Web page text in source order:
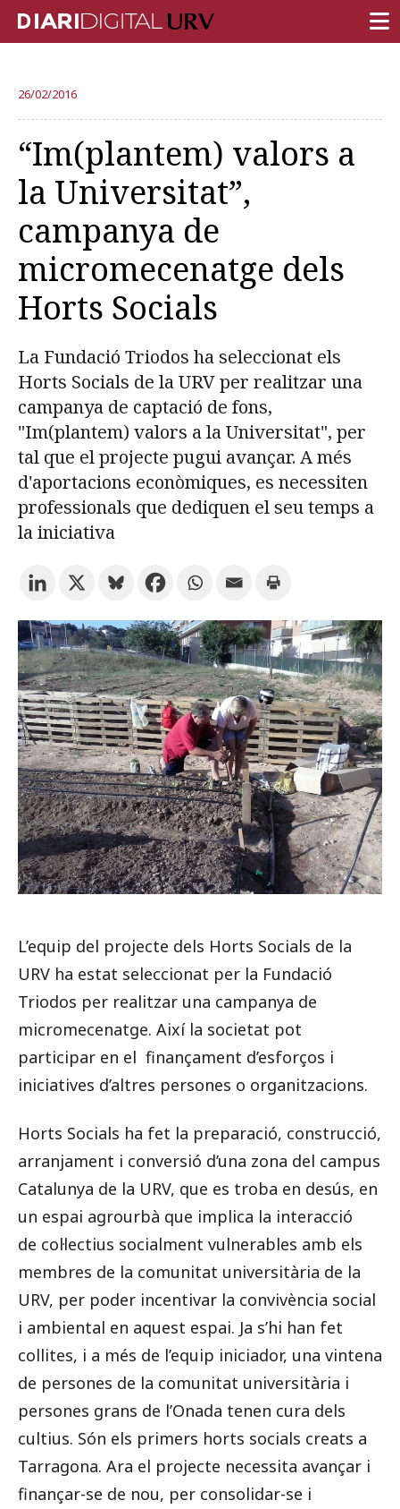
RECERCA
DOCÈNCIA
INSTITUCIÓ
VIDA AL CAMPUS
COMUNITAT URV
REPORTATGES
Prova la cerca avançada
Subscriu-te als butlletins de la URV Agenda
CATALÀ ESPAÑOL ENGLISH
26/02/2016
“Im(plantem) valors a
la Universitat”,
campanya de
micromecenatge dels
Horts Socials
La Fundació Triodos ha seleccionat els
Horts Socials de la URV per realitzar una
campanya de captació de fons,
"Im(plantem) valors a la Universitat", per
tal que el projecte pugui avançar. A més
d'aportacions econòmiques, es necessiten
professionals que dediquen el seu temps a
la iniciativa
L’equip del projecte dels Horts Socials de la
URV ha estat seleccionat per la Fundació
Triodos per realitzar una campanya de
micromecenatge. Així la societat pot
participar en el finançament d’esforços i
iniciatives d’altres persones o organitzacions.
Horts Socials ha fet la preparació, construcció,
arranjament i conversió d’una zona del campus
Catalunya de la URV, que es troba en desús, en
un espai agrourbà que implica la interacció
de col·lectius socialment vulnerables amb els
membres de la comunitat universitària de la
URV, per poder incentivar la convivència social
i ambiental en aquest espai. Ja s’hi han fet
collites, i a més de l’equip iniciador, una vintena
de persones de la comunitat universitària i
persones grans de l’Onada tenen cura dels
cultius. Són els primers horts socials creats a
Tarragona. Ara el projecte necessita avançar i
finançar-se de nou, per consolidar-se i